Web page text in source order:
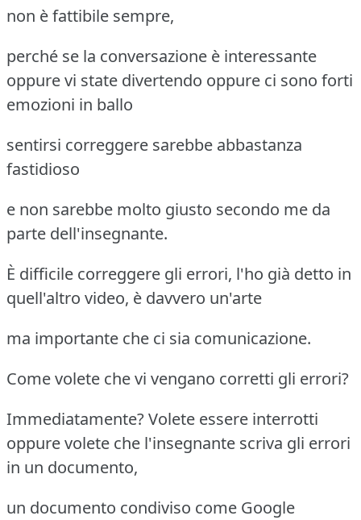
non è fattibile sempre,
perché se la conversazione è interessante
oppure vi state divertendo oppure ci sono forti
emozioni in ballo
sentirsi correggere sarebbe abbastanza
fastidioso
e non sarebbe molto giusto secondo me da
parte dell'insegnante.
È difficile correggere gli errori, l'ho già detto in
quell'altro video, è davvero un'arte
ma importante che ci sia comunicazione.
Come volete che vi vengano corretti gli errori?
Immediatamente? Volete essere interrotti
oppure volete che l'insegnante scriva gli errori
in un documento,
un documento condiviso come Google